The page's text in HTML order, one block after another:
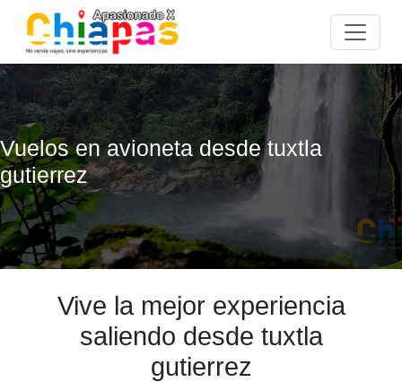
Vuelos en avioneta desde tuxtla
gutierrez
Vive la mejor experiencia
saliendo desde tuxtla
gutierrez